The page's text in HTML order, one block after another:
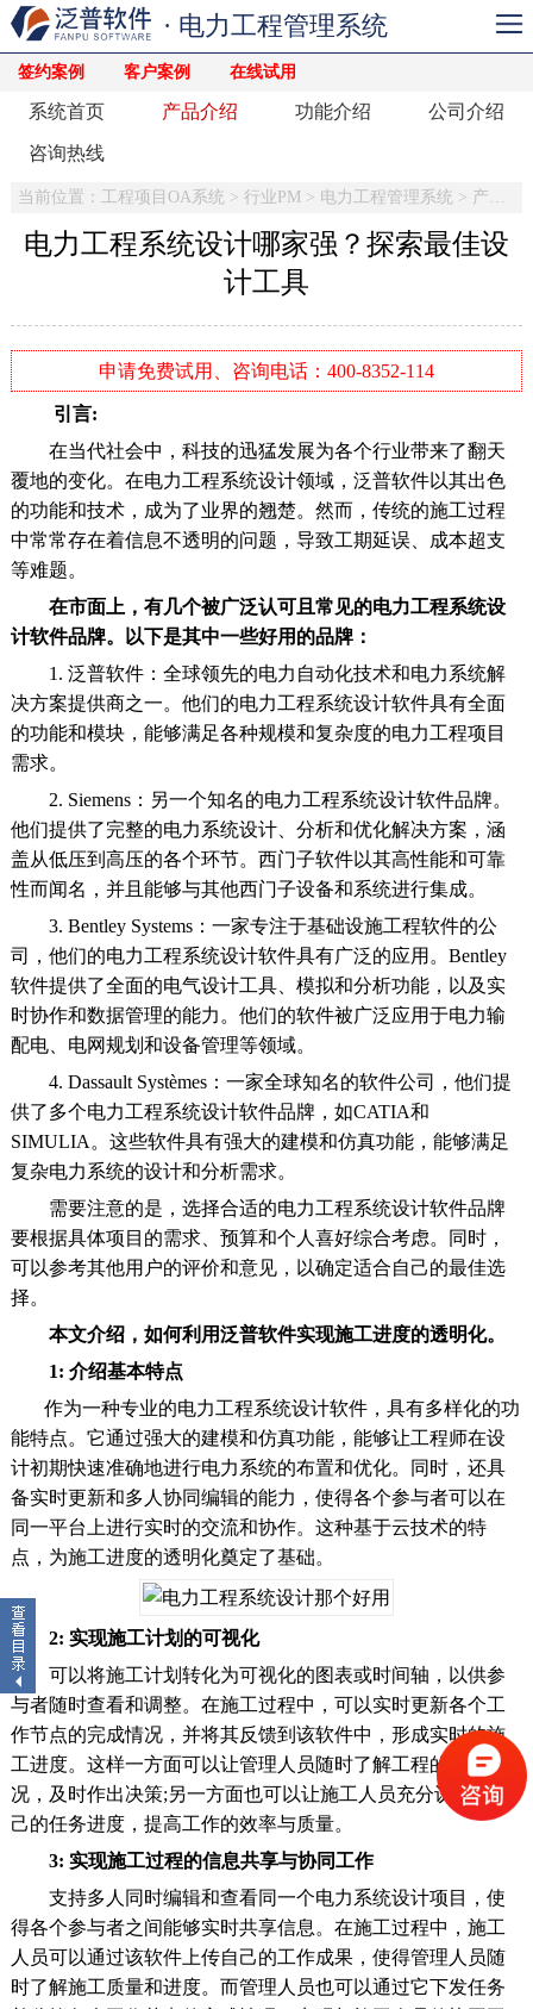
签约案例 客户案例 在线试用
· 电力工程管理系统
系统首页 产品介绍 功能介绍 公司介绍
咨询热线
当前位置： 工程项目OA系统 > 行业PM> 电力工程管理系统 > 产品介绍
电力工程系统设计哪家强？探索最佳设
计工具
申请免费试用、咨询电话：400-8352-114
引言:
在当代社会中，科技的迅猛发展为各个行业带来了翻天
覆地的变化。在电力工程系统设计领域，泛普软件以其出色
的功能和技术，成为了业界的翘楚。然而，传统的施工过程
中常常存在着信息不透明的问题，导致工期延误、成本超支
等难题。
在市面上，有几个被广泛认可且常见的电力工程系统设
计软件品牌。以下是其中一些好用的品牌：
1. 泛普软件：全球领先的电力自动化技术和电力系统解
决方案提供商之一。他们的电力工程系统设计软件具有全面
的功能和模块，能够满足各种规模和复杂度的电力工程项目
需求。
2. Siemens：另一个知名的电力工程系统设计软件品牌。
他们提供了完整的电力系统设计、分析和优化解决方案，涵
盖从低压到高压的各个环节。西门子软件以其高性能和可靠
性而闻名，并且能够与其他西门子设备和系统进行集成。
3. Bentley Systems：一家专注于基础设施工程软件的公
司，他们的电力工程系统设计软件具有广泛的应用。Bentley
软件提供了全面的电气设计工具、模拟和分析功能，以及实
时协作和数据管理的能力。他们的软件被广泛应用于电力输
配电、电网规划和设备管理等领域。
4. Dassault Systèmes：一家全球知名的软件公司，他们提
供了多个电力工程系统设计软件品牌，如CATIA和
SIMULIA。这些软件具有强大的建模和仿真功能，能够满足
复杂电力系统的设计和分析需求。
需要注意的是，选择合适的电力工程系统设计软件品牌
要根据具体项目的需求、预算和个人喜好综合考虑。同时，
可以参考其他用户的评价和意见，以确定适合自己的最佳选
择。
本文介绍，如何利用泛普软件实现施工进度的透明化。
1: 介绍基本特点
作为一种专业的电力工程系统设计软件，具有多样化的功
能特点。它通过强大的建模和仿真功能，能够让工程师在设
计初期快速准确地进行电力系统的布置和优化。同时，还具
备实时更新和多人协同编辑的能力，使得各个参与者可以在
同一平台上进行实时的交流和协作。这种基于云技术的特
点，为施工进度的透明化奠定了基础。
2: 实现施工计划的可视化
可以将施工计划转化为可视化的图表或时间轴，以供参
与者随时查看和调整。在施工过程中，可以实时更新各个工
作节点的完成情况，并将其反馈到该软件中，形成实时的施
工进度。这样一方面可以让管理人员随时了解工程的进展情
况，及时作出决策;另一方面也可以让施工人员充分认识到自
己的任务进度，提高工作的效率与质量。
3: 实现施工过程的信息共享与协同工作
支持多人同时编辑和查看同一个电力系统设计项目，使
得各个参与者之间能够实时共享信息。在施工过程中，施工
人员可以通过该软件上传自己的工作成果，使得管理人员随
时了解施工质量和进度。而管理人员也可以通过它下发任务